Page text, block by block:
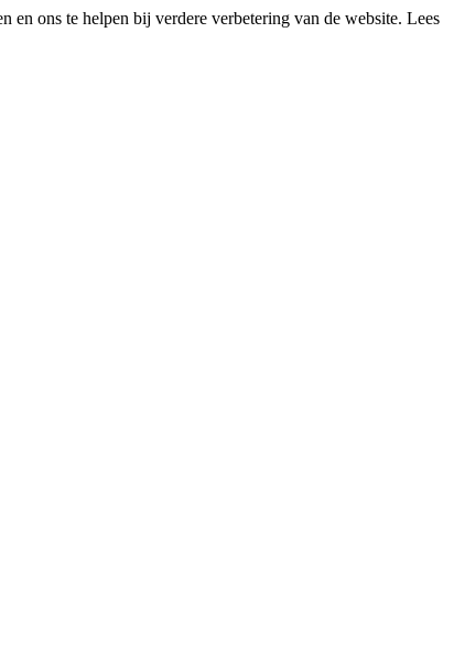
en ons te helpen bij verdere verbetering van de website. Lees